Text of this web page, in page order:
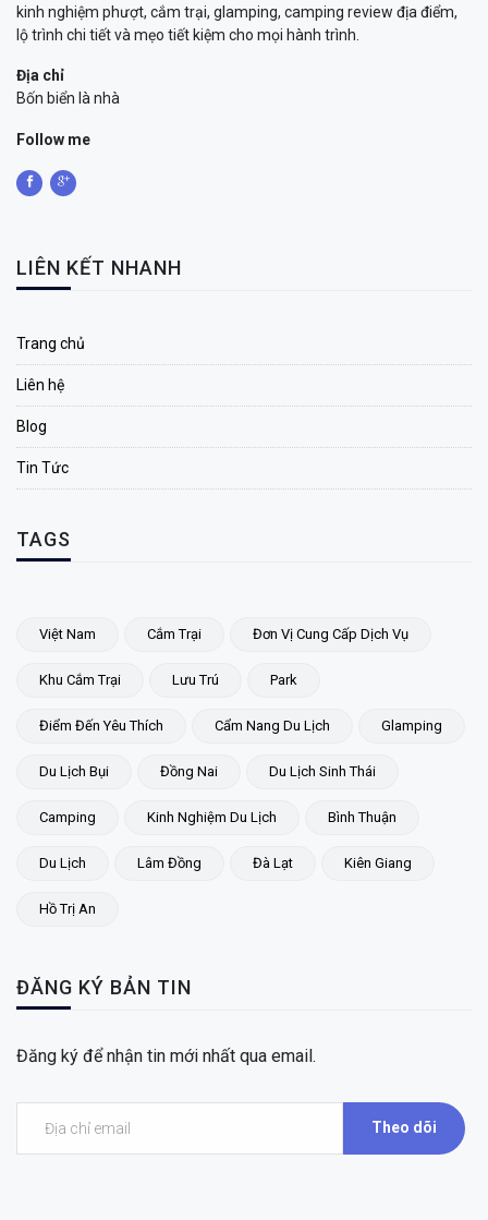
kinh nghiệm phượt, cắm trại, glamping, camping review địa điểm,
lộ trình chi tiết và mẹo tiết kiệm cho mọi hành trình.
Địa chỉ
Bốn biển là nhà
Follow me
LIÊN KẾT NHANH
Trang chủ
Liên hệ
Blog
Tin Tức
TAGS
Việt Nam Cắm Trại Đơn Vị Cung Cấp Dịch Vụ
Khu Cắm Trại Lưu Trú Park
Điểm Đến Yêu Thích Cẩm Nang Du Lịch Glamping
Du Lịch Bụi Đồng Nai Du Lịch Sinh Thái
Camping Kinh Nghiệm Du Lịch Bình Thuận
Du Lịch Lâm Đồng Đà Lạt Kiên Giang
Hồ Trị An
ĐĂNG KÝ BẢN TIN
Đăng ký để nhận tin mới nhất qua email.
Theo dõi